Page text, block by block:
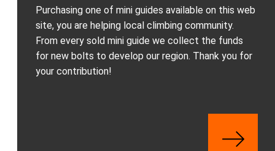
Purchasing one of mini guides available on this web
site, you are helping local climbing community.
From every sold mini guide we collect the funds
for new bolts to develop our region. Thank you for
your contribution!